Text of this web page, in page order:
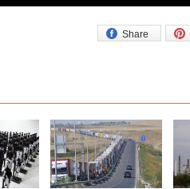
Share